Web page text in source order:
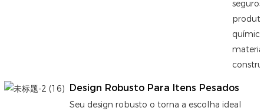
Design Robusto Para Itens Pesados
Seu design robusto o torna a escolha ideal